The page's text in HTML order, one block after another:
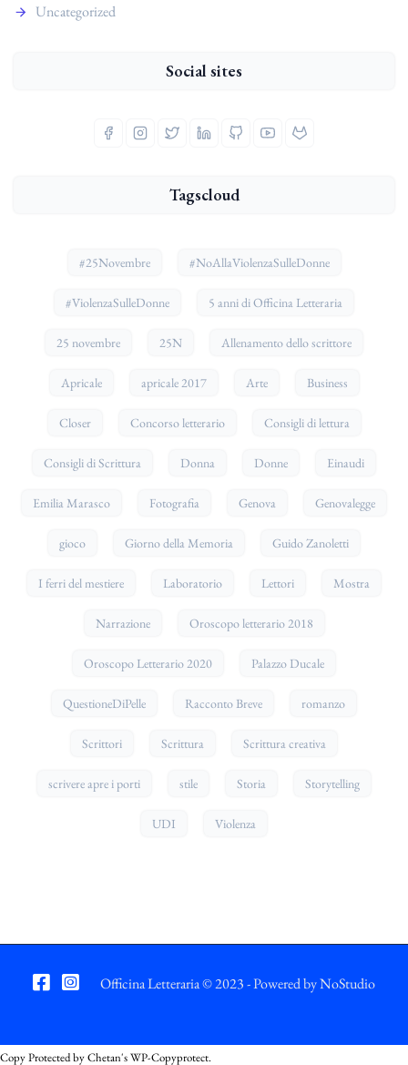
Uncategorized
Social sites
Tagscloud
#25Novembre #NoAllaViolenzaSulleDonne
#ViolenzaSulleDonne 5 anni di Officina Letteraria
25 novembre 25N Allenamento dello scrittore
Apricale apricale 2017 Arte Business
Closer Concorso letterario Consigli di lettura
Consigli di Scrittura Donna Donne Einaudi
Emilia Marasco Fotografia Genova Genovalegge
gioco Giorno della Memoria Guido Zanoletti
I ferri del mestiere Laboratorio Lettori Mostra
Narrazione Oroscopo letterario 2018
Oroscopo Letterario 2020 Palazzo Ducale
QuestioneDiPelle Racconto Breve romanzo
Scrittori Scrittura Scrittura creativa
scrivere apre i porti stile Storia Storytelling
UDI Violenza
Officina Letteraria © 2023 - Powered byNoStudio
Copy Protected byChetan'sWP-Copyprotect.